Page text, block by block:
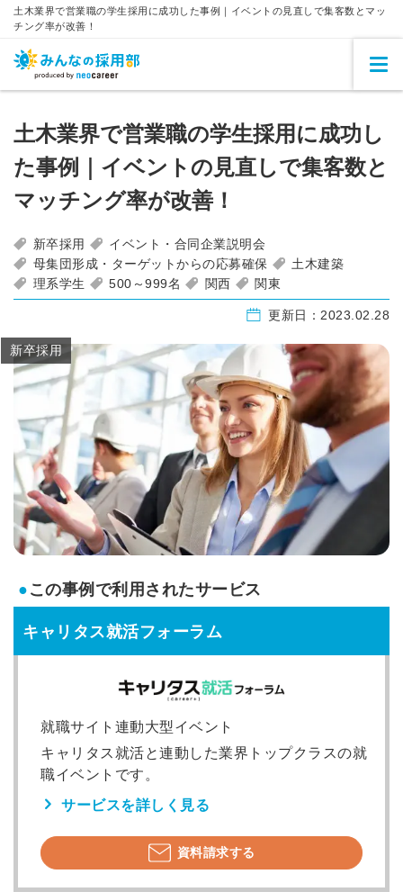
土木業界で営業職の学生採用に成功した事例｜イベントの見直しで集客数とマッ
チング率が改善！
土木業界で営業職の学生採用に成功し
た事例｜イベントの見直しで集客数と
マッチング率が改善！
新卒採用
イベント・合同企業説明会
母集団形成・ターゲットからの応募確保
土木建築
理系学生
500～999名 関西 関東
更新日： 2023.02.28
新卒採用
● この事例で利用されたサービス
キャリタス就活フォーラム
就職サイト連動大型イベント
キャリタス就活と連動した業界トップクラスの就
職イベントです。
サービスを詳しく見る
資料請求する